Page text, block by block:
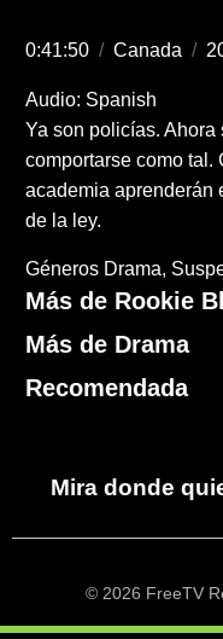
0:41:50 / Canada /
Audio: Spanish
Ya son policías.
comportarse como tal.
academia aprenderán
de la ley.
Géneros Drama
Más de Rookie
Más de Drama
Recomendada
Mira donde
© 2026 FreeTV